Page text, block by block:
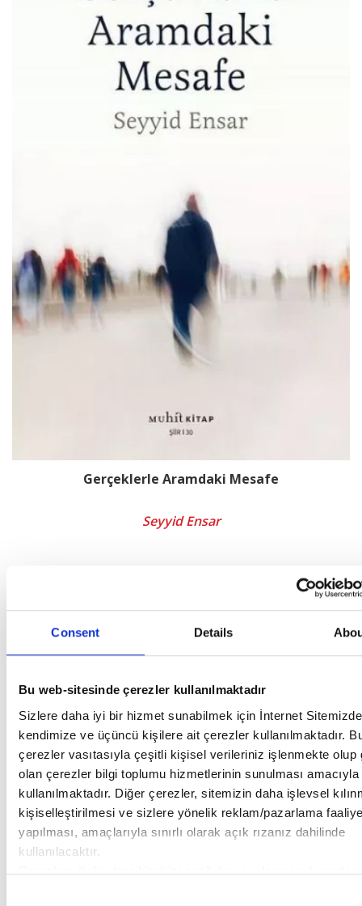
Consent Details
Bu web-sitesinde çerezler kullanılmaktadır
Sizlere daha iyi bir hizmet sunabilmek için İnternet Sitemizde
kendimize ve üçüncü kişilere ait çerezler kullanılmaktadır.
çerezler vasıtasıyla çeşitli kişisel verileriniz işlenmekte olup
olan çerezler bilgi toplumu hizmetlerinin sunulması amacıyla
kullanılmaktadır. Diğer çerezler, sitemizin daha işlevsel
kişiselleştirilmesi ve sizlere yönelik reklam/pazarlama
yapılması, amaçlarıyla sınırlı olarak açık rızanız dahilinde
kullanılacaktır.
Gerçeklerle Aramdaki Mesafe
Seyyid Ensar